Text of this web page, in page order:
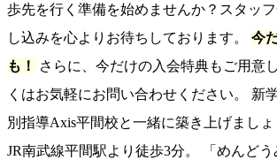
歩先を行く準備を始めませんか？スタッ
し込みを心よりお待ちしております。 今
も！
さらに、今だけの入会特典もご用意
くはお気軽にお問い合わせください。 新
別指導Axis平間校と一緒に築き上げましょ
JR南武線平間駅より徒歩3分。 「めんどう